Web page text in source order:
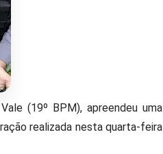
(19º BPM), apreendeu uma
realizada nesta quarta-feira